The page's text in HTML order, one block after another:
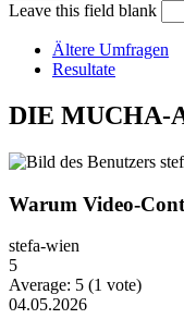
Leave this field blank
Ältere Umfragen
Resultate
DIE MUCHA-
Warum Video-
stefa-wien
5
Average: 5 (1 vote)
04.05.2026